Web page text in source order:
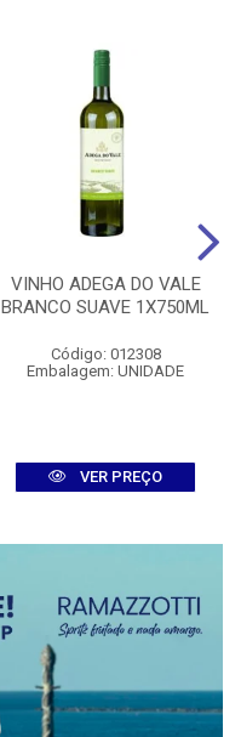
VINHO ADEGA DO VALE
BRANCO SUAVE 1X750ML
Código: 012308
Embalagem: UNIDADE
VER PREÇO